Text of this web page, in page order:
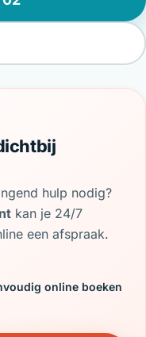
hulp nodig?
kan je 24/7
een afspraak.
online boeken